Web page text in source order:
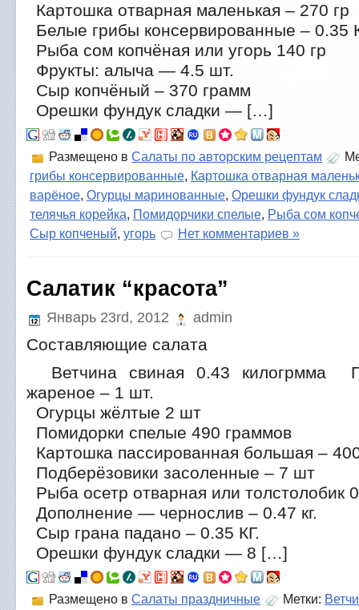
Картошка отварная маленькая – 270 гр
Белые грибы консервированные – 0.35
Рыба сом копчёная или угорь 140 гр
Фрукты: алыча — 4.5 шт.
Сыр копчёный – 370 грамм
Орешки фундук сладки — […]
Размещено в Салаты по авторским рецептам
грибы консервированные, Картошка отварная
варёное, Огурцы маринованные, Орешки фундук
телячья корейка, Помидорчики спелые, Рыба сом
Сыр копченый, угорь Нет комментариев »
Салатик “красота”
Январь 23rd, 2012 admin
Составляющие салата
Ветчина свиная 0.43 килогрмма
жареное – 1 шт.
Огурцы жёлтые 2 шт
Помидорки спелые 490 граммов
Картошка пассированная большая –
Подберёзовики засоленные – 7 шт
Рыба осетр отварная или толстолобик
Дополнение — чернослив – 0.47 кг.
Сыр грана падано – 0.35 КГ.
Орешки фундук сладки — 8 […]
Размещено в Салаты праздничные Метки: